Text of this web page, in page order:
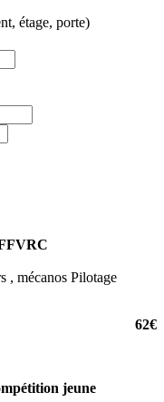
étage, porte)
, mécanos Pilotage
62€
jeune